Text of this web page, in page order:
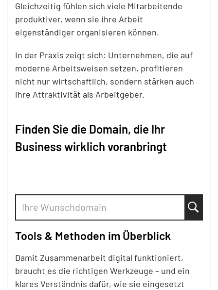
Gleichzeitig fühlen sich viele Mitarbeitende
produktiver, wenn sie ihre Arbeit
eigenständiger organisieren können.
In der Praxis zeigt sich: Unternehmen, die auf
moderne Arbeitsweisen setzen, profitieren
nicht nur wirtschaftlich, sondern stärken auch
ihre Attraktivität als Arbeitgeber.
Finden Sie die Domain, die Ihr
Business wirklich voranbringt
Tools & Methoden im Überblick
Damit Zusammenarbeit digital funktioniert,
braucht es die richtigen Werkzeuge – und ein
klares Verständnis dafür, wie sie eingesetzt